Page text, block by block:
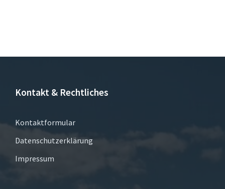
Kontakt & Rechtliches
Kontaktformular
Datenschutzerklärung
Impressum